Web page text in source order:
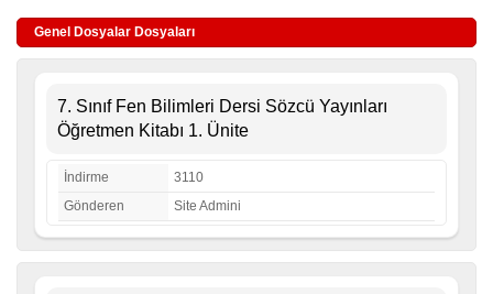
Genel Dosyalar Dosyaları
7. Sınıf Fen Bilimleri Dersi Sözcü Yayınları
Öğretmen Kitabı 1. Ünite
İndirme
3110
Gönderen
Site Admini